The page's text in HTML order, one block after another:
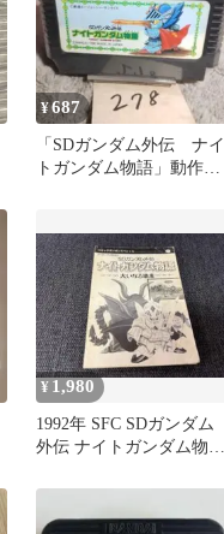
¥687
「SDガンダム外伝 ナイ
トガンダム物語」動作確
¥ 1,980
1992年 SFC SDガンダム
外伝 ナイトガンダム物語